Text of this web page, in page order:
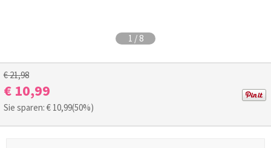
1 / 8
€ 21,98
€ 10,99
Sie sparen: € 10,99(50%)